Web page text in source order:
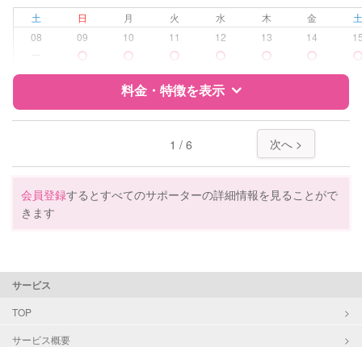
受験対策 高校受験
中学生
高校生
国語
理科
社会
土 日 月 火 水 木 金
08
09 10 11 12 13 14
料金・特徴を表示
サポートの特徴
資格
学校/塾の補習・宿題
1 / 6 次へ >
会員登録するとすべてのサポーターの詳細情報を見ることがで
きます
サービス
TOP
サービス概要